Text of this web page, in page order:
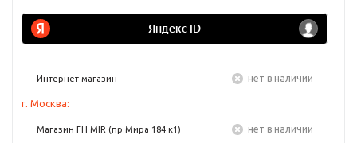
Интернет-магазин Нет в наличии
г. Москва:
Магазин FH MIR (пр Мира 184 к1) Нет в наличии